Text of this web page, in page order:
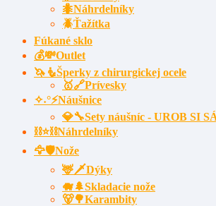
🐜Náhrdelníky
🪲Ťažítka
Fúkané sklo
💰💸Outlet
🦄🧜Šperky z chirurgickej ocele
🥇🔗Prívesky
✧˖°⚡Náušnice
💎🔧Sety náušníc - UROB SI
⛓⭐⛓️Náhrdelníky
🦅🛡️Nože
🦌🗡Dýky
🐗🌲Skladacie nože
🐻🌳Karambity